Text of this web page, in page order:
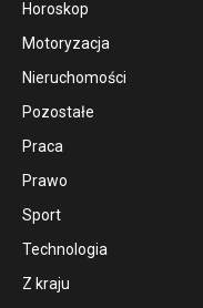
Horoskop
Motoryzacja
Nieruchomości
Pozostałe
Praca
Prawo
Sport
Technologia
Z kraju